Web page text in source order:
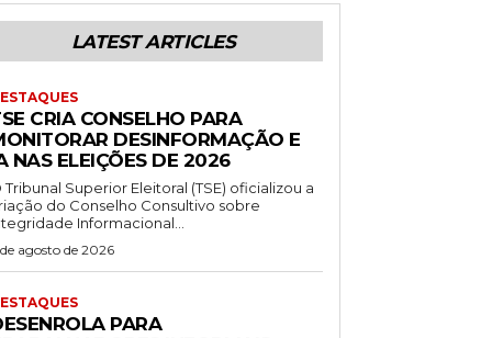
LATEST ARTICLES
CRIA CONSELHO PARA
DESINFORMAÇÃO E
NAS ELEIÇÕES DE 2026
Tribunal Superior Eleitoral (TSE) oficializou a
do Conselho Consultivo sobre
Informacional...
agosto de 2026
PARA